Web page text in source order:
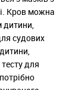
Кров можна
дитини,
судових
для